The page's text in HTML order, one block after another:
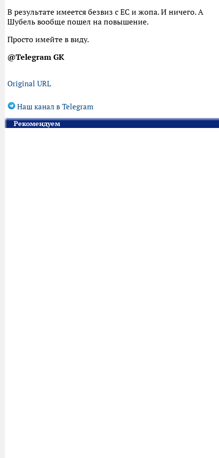
В результате имеется безвиз с ЕС и жопа. И ничего. А
Шубель вообще пошел на повышение.
Просто имейте в виду.
@Telegram GK
Original URL
Наш канал в Telegram
Рекомендуем